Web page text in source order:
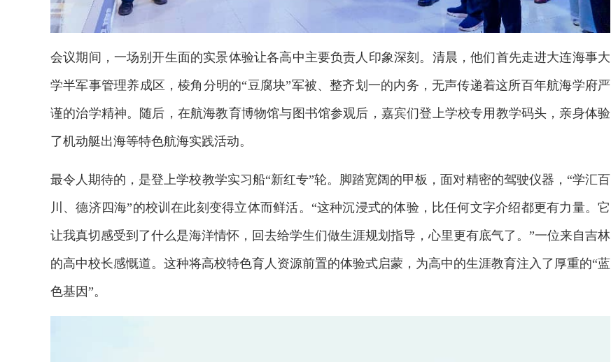
会议期间，一场别开生面的实景体验让各高中主要负责人印象深刻。清晨，他们首先走进大连海事大
学半军事管理养成区，棱角分明的“豆腐块”军被、整齐划一的内务，无声传递着这所百年航海学府严
谨的治学精神。随后，在航海教育博物馆与图书馆参观后，嘉宾们登上学校专用教学码头，亲身体验
了机动艇出海等特色航海实践活动。
最令人期待的，是登上学校教学实习船“新红专”轮。脚踏宽阔的甲板，面对精密的驾驶仪器，“学汇百
川、德济四海”的校训在此刻变得立体而鲜活。“这种沉浸式的体验，比任何文字介绍都更有力量。它
让我真切感受到了什么是海洋情怀，回去给学生们做生涯规划指导，心里更有底气了。”一位来自吉林
的高中校长感慨道。这种将高校特色育人资源前置的体验式启蒙，为高中的生涯教育注入了厚重的“蓝
色基因”。